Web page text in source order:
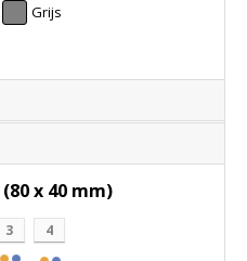
Grijs
x 40 mm)
3 4